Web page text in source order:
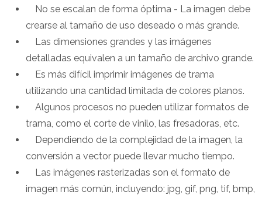
No se escalan de forma óptima - La imagen debe
crearse al tamaño de uso deseado o más grande.
Las dimensiones grandes y las imágenes
detalladas equivalen a un tamaño de archivo grande.
Es más difícil imprimir imágenes de trama
utilizando una cantidad limitada de colores planos.
Algunos procesos no pueden utilizar formatos de
trama, como el corte de vinilo, las fresadoras, etc.
Dependiendo de la complejidad de la imagen, la
conversión a vector puede llevar mucho tiempo.
Las imágenes rasterizadas son el formato de
imagen más común, incluyendo: jpg, gif, png, tif, bmp,